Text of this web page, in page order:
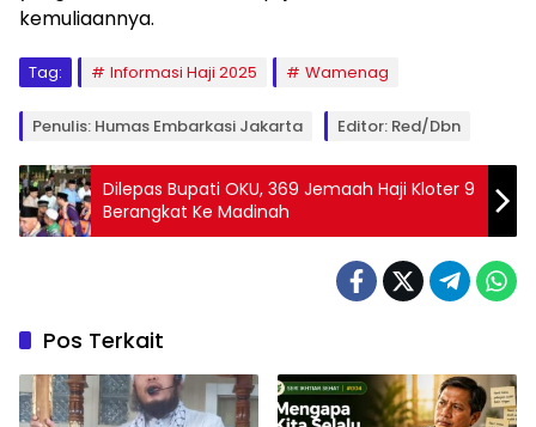
kemuliaannya.
Tag: Informasi Haji 2025 Wamenag
Penulis: Humas Embarkasi Jakarta Editor: Red/dbn
Dilepas Bupati OKU, 369 Jemaah Haji Kloter 9
Berangkat Ke Madinah
Pos Terkait